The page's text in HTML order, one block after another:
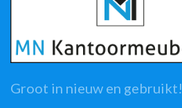
Groot in nieuw en gebruikt!